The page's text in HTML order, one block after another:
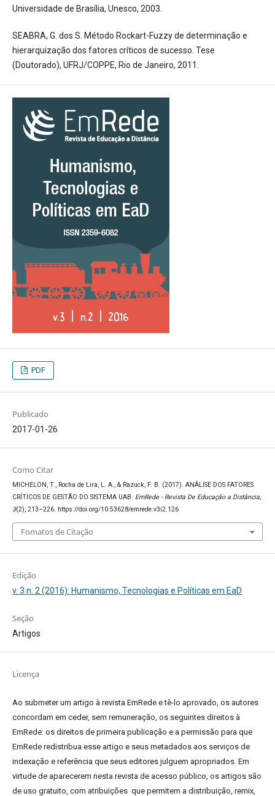
Universidade de Brasília, Unesco, 2003.
SEABRA, G. dos S. Método Rockart-Fuzzy de determinação e
hierarquização dos fatores críticos de sucesso. Tese
(Doutorado), UFRJ/COPPE, Rio de Janeiro, 2011.
PDF
Publicado
2017-01-26
Como Citar
MICHELON, T., Rocha de Lira, L. A., & Razuck, F. B. (2017). ANÁLISE DOS FATORES
CRÍTICOS DE GESTÃO DO SISTEMA UAB. EmRede - Revista De Educação a Distância,
3(2), 213–226. https://doi.org/10.53628/emrede.v3i2.126
Fomatos de Citação
Edição
v. 3 n. 2 (2016): Humanismo, Tecnologias e Políticas em EaD
Seção
Artigos
Licença
Ao submeter um artigo à revista EmRede e tê-lo aprovado, os autores
concordam em ceder, sem remuneração, os seguintes direitos à
EmRede: os direitos de primeira publicação e a permissão para que
EmRede redistribua esse artigo e seus metadados aos serviços de
indexação e referência que seus editores julguem apropriados. Em
virtude de aparecerem nesta revista de acesso público, os artigos são
de uso gratuito, com atribuições que permitem a distribuição, remix,